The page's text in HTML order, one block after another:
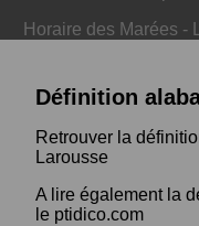
Horaire des Marées -
Définition
Retrouver la
Larousse
A lire également la
le ptidico.com